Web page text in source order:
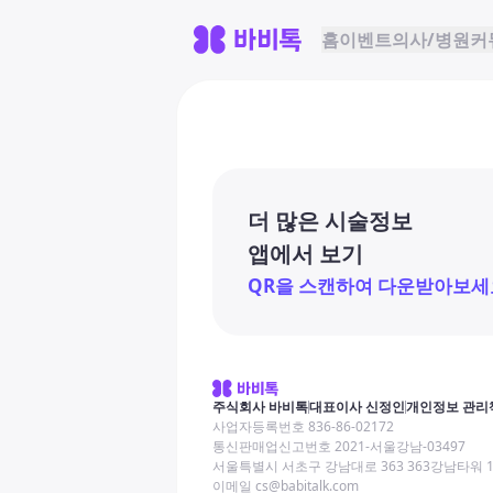
홈이벤트의사/병원커
더 많은 시술정보
앱에서 보기
QR을 스캔하여 다운받아보세
주식회사 바비톡대표이사 신정인개인정보 관리
사업자등록번호 836-86-02172
통신판매업신고번호 2021-서울강남-03497
서울특별시 서초구 강남대로 363 363강남타워
이메일 cs@babitalk.com